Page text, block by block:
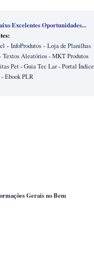
Excelentes Oportunidades...
- InfoProdutos - Loja de Planilhas
Textos Aleatórios-MKT Produtos
Pet-Guia Tec Lar-Portal Índice
-Ebook PLR
Gerais no Bem